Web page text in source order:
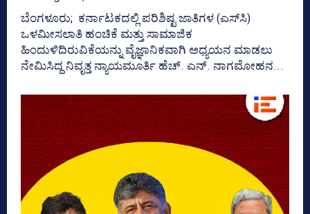
ಬೆಂಗಳೂರು; ಕರ್ನಾಟಕದಲ್ಲಿ ಪರಿಶಿಷ್ಟ ಜಾತಿಗಳ (ಎಸ್‌ಸಿ)
ಒಳಮೀಸಲಾತಿ ಹಂಚಿಕೆ ಮತ್ತು ಸಾಮಾಜಿಕ
ಹಿಂದುಳಿದಿರುವಿಕೆಯನ್ನು ವೈಜ್ಞಾನಿಕವಾಗಿ ಅಧ್ಯಯನ ಮಾಡಲು
ನೇಮಿಸಿದ್ದ ನಿವೃತ್ತ ನ್ಯಾಯಮೂರ್ತಿ ಹೆಚ್. ಎನ್. ನಾಗಮೋಹನ...